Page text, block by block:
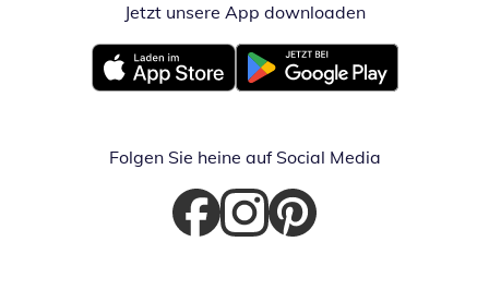
Jetzt unsere App downloadenÖffnet in
Öffnet in neuem FensterÖffnet in neuem Fenster
Folgen Sie heine auf Social Media
Öffnet in neuem Fenster
Öffnet in neuem Fenster
Öffnet in neuem Fenster